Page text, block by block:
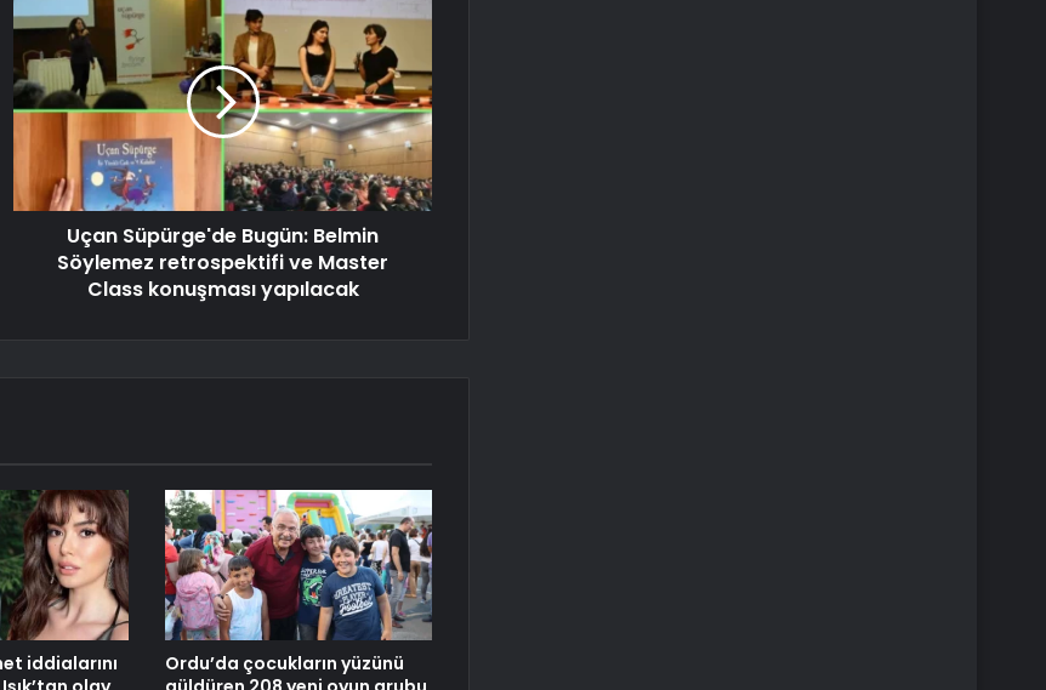
Uçan Süpürge'de Bugün: Belmin
Söylemez retrospektifi ve Master
Class konuşması yapılacak
iddialarını
Ordu’da çocukların yüzünü